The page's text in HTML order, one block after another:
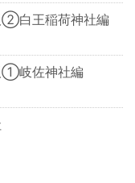
②白王稲荷神社編
①岐佐神社編